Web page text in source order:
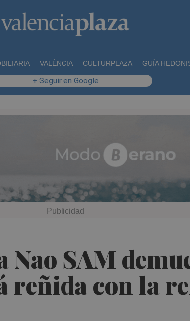
VALÈNCIA CULTURPLAZA GUÍA
+ Seguir en Google
Nao SAM
reñida con la